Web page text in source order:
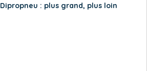
Dipropneu : plus grand, plus loin